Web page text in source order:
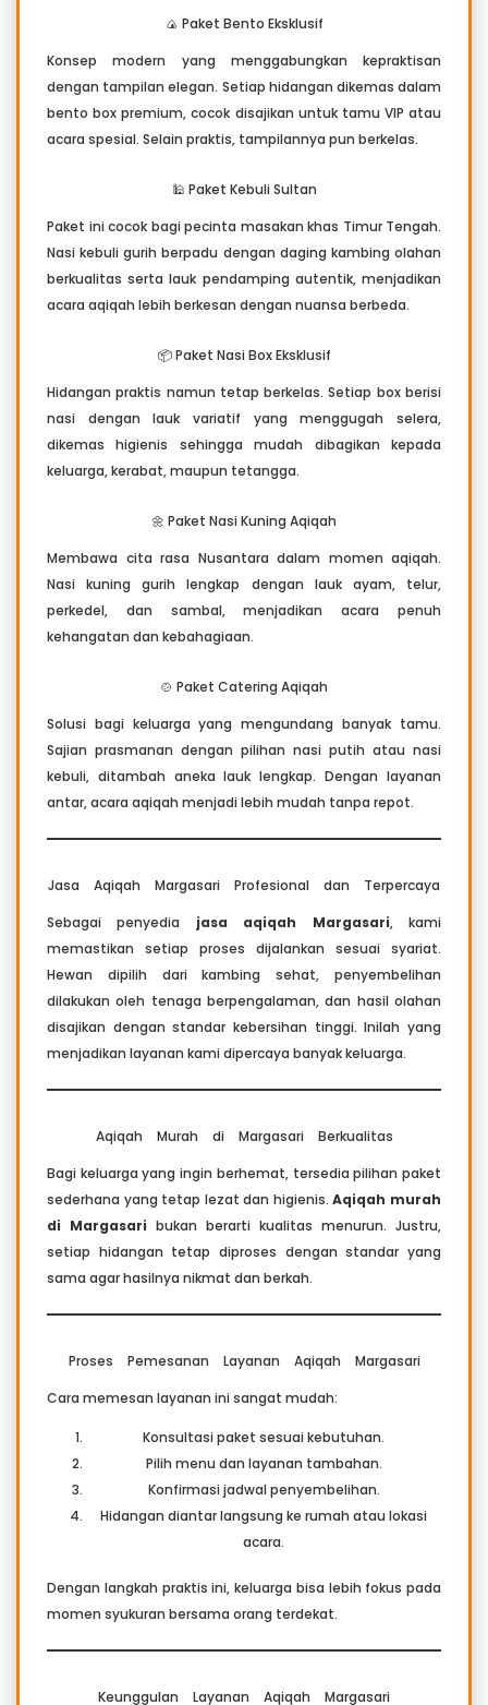
🍙 Paket Bento Eksklusif
Konsep modern yang menggabungkan kepraktisan
dengan tampilan elegan. Setiap hidangan dikemas dalam
bento box premium, cocok disajikan untuk tamu VIP atau
acara spesial. Selain praktis, tampilannya pun berkelas.
🕌 Paket Kebuli Sultan
Paket ini cocok bagi pecinta masakan khas Timur Tengah.
Nasi kebuli gurih berpadu dengan daging kambing olahan
berkualitas serta lauk pendamping autentik, menjadikan
acara aqiqah lebih berkesan dengan nuansa berbeda.
📦 Paket Nasi Box Eksklusif
Hidangan praktis namun tetap berkelas. Setiap box berisi
nasi dengan lauk variatif yang menggugah selera,
dikemas higienis sehingga mudah dibagikan kepada
keluarga, kerabat, maupun tetangga.
🌼 Paket Nasi Kuning Aqiqah
Membawa cita rasa Nusantara dalam momen aqiqah.
Nasi kuning gurih lengkap dengan lauk ayam, telur,
perkedel, dan sambal, menjadikan acara penuh
kehangatan dan kebahagiaan.
🍲 Paket Catering Aqiqah
Solusi bagi keluarga yang mengundang banyak tamu.
Sajian prasmanan dengan pilihan nasi putih atau nasi
kebuli, ditambah aneka lauk lengkap. Dengan layanan
antar, acara aqiqah menjadi lebih mudah tanpa repot.
Jasa Aqiqah Margasari Profesional dan Terpercaya
Sebagai penyedia jasa aqiqah Margasari, kami
memastikan setiap proses dijalankan sesuai syariat.
Hewan dipilih dari kambing sehat, penyembelihan
dilakukan oleh tenaga berpengalaman, dan hasil olahan
disajikan dengan standar kebersihan tinggi. Inilah yang
menjadikan layanan kami dipercaya banyak keluarga.
Aqiqah Murah di Margasari Berkualitas
Bagi keluarga yang ingin berhemat, tersedia pilihan paket
sederhana yang tetap lezat dan higienis.Aqiqah murah
di Margasari bukan berarti kualitas menurun. Justru,
setiap hidangan tetap diproses dengan standar yang
sama agar hasilnya nikmat dan berkah.
Proses Pemesanan Layanan Aqiqah Margasari
Cara memesan layanan ini sangat mudah:
Konsultasi paket sesuai kebutuhan.
Pilih menu dan layanan tambahan.
Konfirmasi jadwal penyembelihan.
Hidangan diantar langsung ke rumah atau lokasi
acara.
Dengan langkah praktis ini, keluarga bisa lebih fokus pada
momen syukuran bersama orang terdekat.
Keunggulan Layanan Aqiqah Margasari